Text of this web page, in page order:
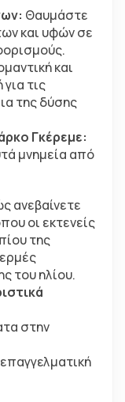
Θαυμάστε
και υφών σε
και
τις
της δύσης
Γκέρεμε:
μνημεία από
ανεβαίνετε
οι εκτενείς
της
του ηλίου.
στην